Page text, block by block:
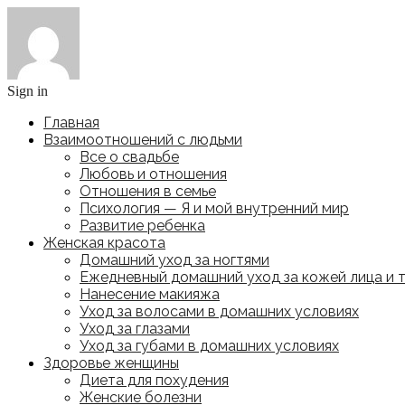
Sign in
Главная
Взаимоотношений с людьми
Все о свадьбе
Любовь и отношения
Отношения в семье
Психология — Я и мой внутренний мир
Развитие ребенка
Женская красота
Домашний уход за ногтями
Ежедневный домашний уход за кожей лица и
Нанесение макияжа
Уход за волосами в домашних условиях
Уход за глазами
Уход за губами в домашних условиях
Здоровье женщины
Диета для похудения
Женские болезни